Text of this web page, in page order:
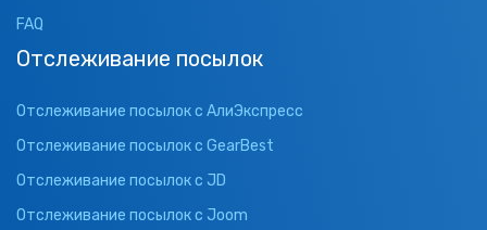
FAQ
Отслеживание посылок
Отслеживание посылок с АлиЭкспресс
Отслеживание посылок с GearBest
Отслеживание посылок с JD
Отслеживание посылок с Joom